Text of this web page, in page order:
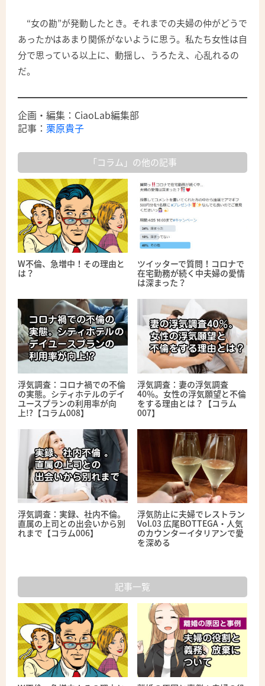
“女の勘”が発動したとき。それまでの夫婦の仲がどうで
あったかはあまり関係がないように思う。私たち女性は自
分で思っている以上に、動揺し、うろたえ、心乱れるの
だ。
企画・編集：CiaoLab編集部
記事： 栗原貴子
「コラム」の他の記事
W不倫、急増中！その理由と
は？
ツイッターで質問！コロナで
在宅勤務が続く中夫婦の愛情
は深まった？
浮気調査：コロナ禍での不倫
の実態。シティホテルのデイ
ユースプランの利用率が向
上!?【コラム008】
浮気調査：妻の浮気調査
40％。女性の浮気願望と不倫
をする理由とは？【コラム
007】
浮気調査：実録、社内不倫。
直属の上司との出会いから別
れまで【コラム006】
浮気防止に夫婦でレストラン
Vol.03 広尾BOTTEGA・人気
のカウンターイタリアンで愛
を深める
記事一覧